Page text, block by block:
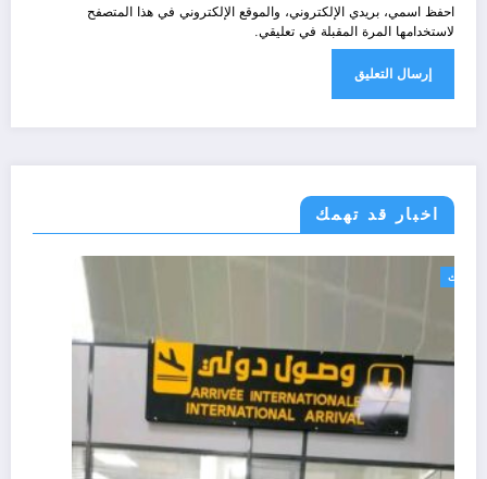
احفظ اسمي، بريدي الإلكتروني، والموقع الإلكتروني في هذا المتصفح
لاستخدامها المرة المقبلة في تعليقي.
اخبار قد تهمك